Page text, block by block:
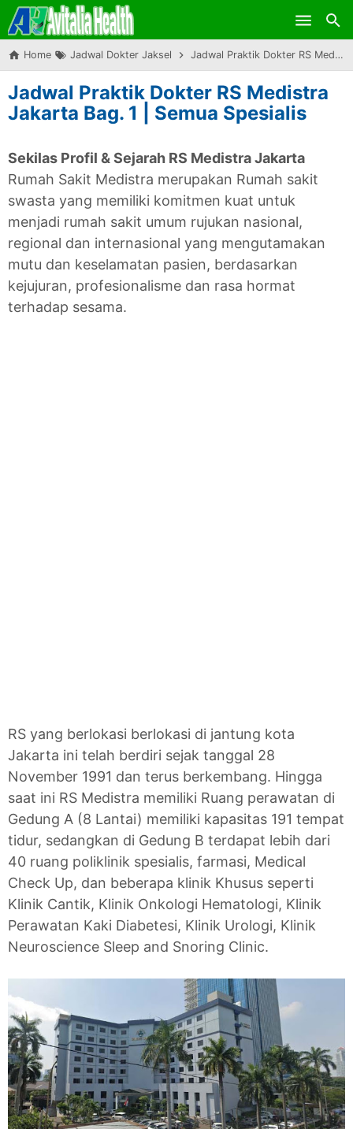
Skip to main content
Home Jadwal Dokter Jaksel Jadwal Praktik Dokter RS Medistra Jakarta Bag. 1 | Semua Spesialis
Jadwal Praktik Dokter RS Medistra
Jakarta Bag. 1 | Semua Spesialis
Sekilas Profil & Sejarah RS Medistra Jakarta
Rumah Sakit Medistra merupakan Rumah sakit
swasta yang memiliki komitmen kuat untuk
menjadi rumah sakit umum rujukan nasional,
regional dan internasional yang mengutamakan
mutu dan keselamatan pasien, berdasarkan
kejujuran, profesionalisme dan rasa hormat
terhadap sesama.
RS yang berlokasi berlokasi di jantung kota
Jakarta ini telah berdiri sejak tanggal 28
November 1991 dan terus berkembang. Hingga
saat ini RS Medistra memiliki Ruang perawatan di
Gedung A (8 Lantai) memiliki kapasitas 191 tempat
tidur, sedangkan di Gedung B terdapat lebih dari
40 ruang poliklinik spesialis, farmasi, Medical
Check Up, dan beberapa klinik Khusus seperti
Klinik Cantik, Klinik Onkologi Hematologi, Klinik
Perawatan Kaki Diabetesi, Klinik Urologi, Klinik
Neuroscience Sleep and Snoring Clinic.